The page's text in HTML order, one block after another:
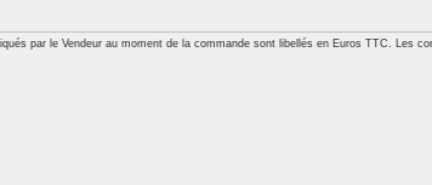
par le Vendeur au moment de la commande sont libellés en Euros TTC. Les